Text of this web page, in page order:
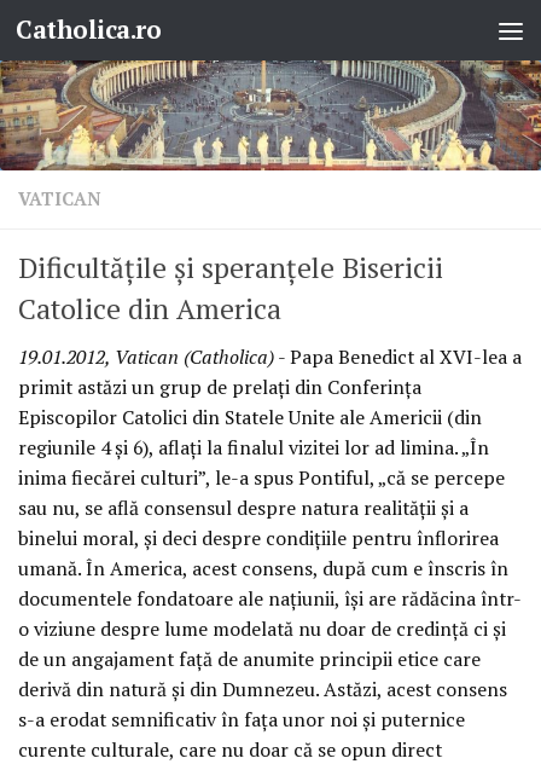
Skip to content
Catholica.ro
VATICAN
Dificultăţile şi speranţele Bisericii
Catolice din America
19.01.2012, Vatican (Catholica)- Papa Benedict al XVI-lea a
primit astăzi un grup de prelaţi din Conferinţa
Episcopilor Catolici din Statele Unite ale Americii (din
regiunile 4 şi 6), aflaţi la finalul vizitei lor ad limina. „În
inima fiecărei culturi”, le-a spus Pontiful, „că se percepe
sau nu, se află consensul despre natura realităţii şi a
binelui moral, şi deci despre condiţiile pentru înflorirea
umană. În America, acest consens, după cum e înscris în
documentele fondatoare ale naţiunii, îşi are rădăcina într-
o viziune despre lume modelată nu doar de credinţă ci şi
de un angajament faţă de anumite principii etice care
derivă din natură şi din Dumnezeu. Astăzi, acest consens
s-a erodat semnificativ în faţa unor noi şi puternice
curente culturale, care nu doar că se opun direct